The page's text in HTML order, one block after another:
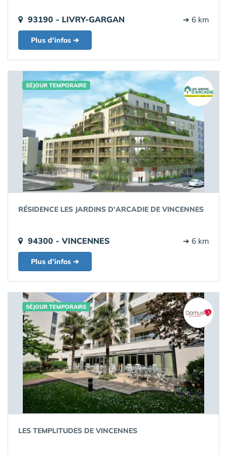
93190 - LIVRY-GARGAN ➔ 6 km
Plus d'infos ➔
SÉJOUR TEMPORAIRE
RÉSIDENCE LES JARDINS D'ARCADIE DE VINCENNES
94300 - VINCENNES ➔ 6 km
Plus d'infos ➔
SÉJOUR TEMPORAIRE
LES TEMPLITUDES DE VINCENNES